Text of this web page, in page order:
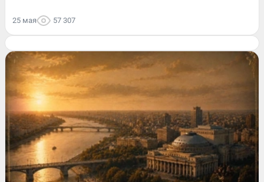
25 мая 57 307